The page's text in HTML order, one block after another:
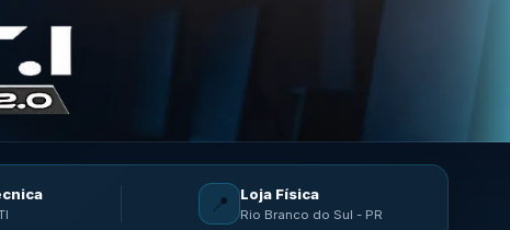
📍 Loja Física
Rio Branco do Sul - PR